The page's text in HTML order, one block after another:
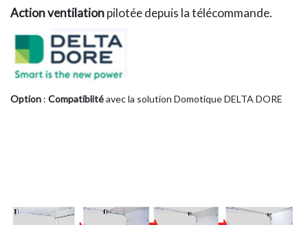
Action ventilationpilotée depuis la télécommande.
Option : Compatiblitéavec la solution Domotique DELTA DORE